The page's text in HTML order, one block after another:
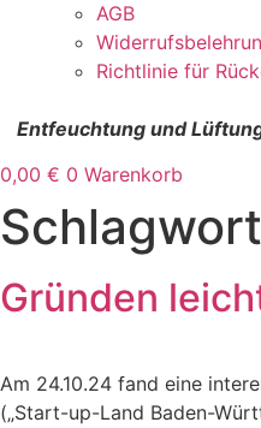
AGB
Richtlinie für
Entfeuchtung und
0,00 € 0 Warenkorb
Gründen
Am 24.10.24 fand eine
(„Start-up-Land Baden-